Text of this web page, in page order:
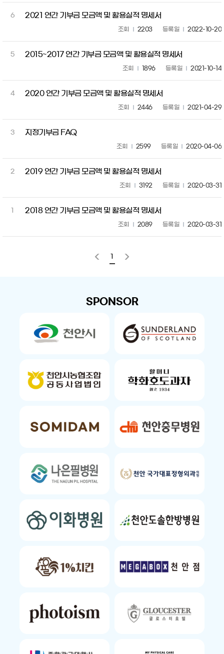
6 2021 연간 기부금 모금액 및 활용실적 명세서
등록일 2022-10-20
조회 2203
5 2015~2017 연간 기부금 모금액 및 활용실적 명세서
등록일 2021-10-14
조회 1896
4 2020 연간 기부금 모금액 및 활용실적 명세서
등록일 2021-04-29
조회 2446
3 지정기부금 FAQ
등록일 2020-04-06
조회 2599
2 2019 연간 기부금 모금액 및 활용실적 명세서
등록일 2020-03-31
조회 3192
1 2018 연간 기부금 모금액 및 활용실적 명세서
등록일 2020-03-31
조회 2089
1
SPONSOR